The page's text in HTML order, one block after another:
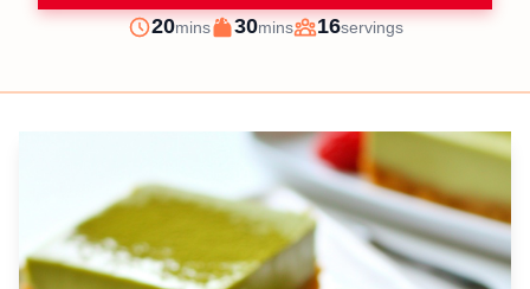
Prep
20minutes
mins
Cook
30minutes
mins
Servings
16servings